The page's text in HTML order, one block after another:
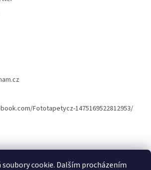
cookie. Dalším procházením
Fototapetycz-1475169522812953/